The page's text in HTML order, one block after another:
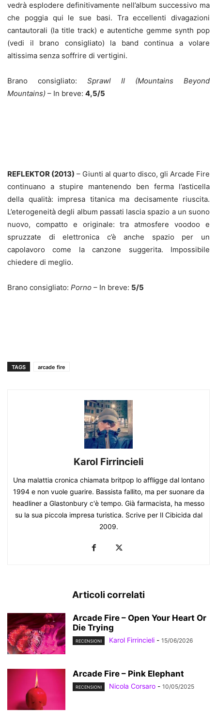
vedrà esplodere definitivamente nell’album successivo ma
che poggia qui le sue basi. Tra eccellenti divagazioni
cantautorali (la title track) e autentiche gemme synth pop
(vedi il brano consigliato) la band continua a volare
altissima senza soffrire di vertigini.
Brano consigliato: Sprawl II (Mountains Beyond
Mountains) – In breve: 4,5/5
REFLEKTOR (2013) – Giunti al quarto disco, gli Arcade Fire
continuano a stupire mantenendo ben ferma l’asticella
della qualità: impresa titanica ma decisamente riuscita.
L’eterogeneità degli album passati lascia spazio a un suono
nuovo, compatto e originale: tra atmosfere voodoo e
spruzzate di elettronica c’è anche spazio per un
capolavoro come la canzone suggerita. Impossibile
chiedere di meglio.
Brano consigliato: Porno – In breve: 5/5
TAGS arcade fire
Karol Firrincieli
Una malattia cronica chiamata britpop lo affligge dal lontano
1994 e non vuole guarire. Bassista fallito, ma per suonare da
headliner a Glastonbury c'è tempo. Già farmacista, ha messo
su la sua piccola impresa turistica. Scrive per Il Cibicida dal
2009.
Articoli correlati
Arcade Fire – Open Your Heart Or
Die Trying
RECENSIONI Karol Firrincieli - 15/06/2026
Arcade Fire – Pink Elephant
RECENSIONI Nicola Corsaro - 10/05/2025